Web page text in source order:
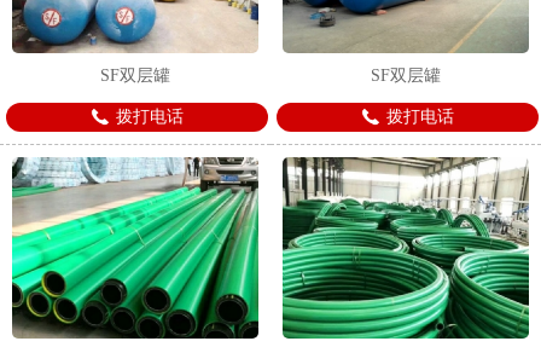
SF双层罐
拨打电话
SF双层罐
拨打电话